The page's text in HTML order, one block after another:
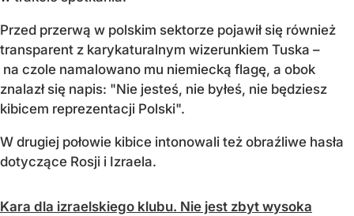
Przed przerwą w polskim sektorze pojawił się również
transparent z karykaturalnym wizerunkiem Tuska –
na czole namalowano mu niemiecką flagę, a obok
znalazł się napis: "Nie jesteś, nie byłeś, nie będziesz
kibicem reprezentacji Polski".
W drugiej połowie kibice intonowali też obraźliwe hasła
dotyczące Rosji i Izraela.
Kara dla izraelskiego klubu. Nie jest zbyt wysoka